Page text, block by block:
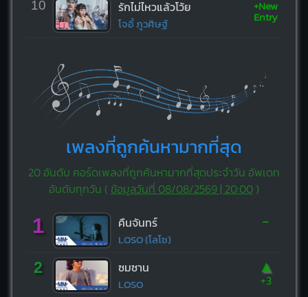
10 รักไม่ไหวแล้วโว้ย
โจอี้ ภูวศิษฐ์
+New
Entry
เพลงที่ถูกค้นหามากที่สุด
20 อันดับ คอร์ดเพลงที่ถูกค้นหามากที่สุดประจำวัน อัพเดท
อันดับทุกวัน ( ข้อมูลวันที่ 08/08/2569 | 20:00)
1 คืนจันทร์
LOSO (โลโซ)
-
2 ซมซาน
LOSO
▲
+3